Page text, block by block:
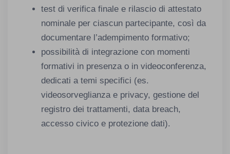
test di verifica finale e rilascio di attestato
nominale per ciascun partecipante, così da
documentare l’adempimento formativo;
possibilità di integrazione con momenti
formativi in presenza o in videoconferenza,
dedicati a temi specifici (es.
videosorveglianza e privacy, gestione del
registro dei trattamenti, data breach,
accesso civico e protezione dati).